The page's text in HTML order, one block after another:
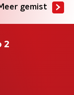
gemist
2